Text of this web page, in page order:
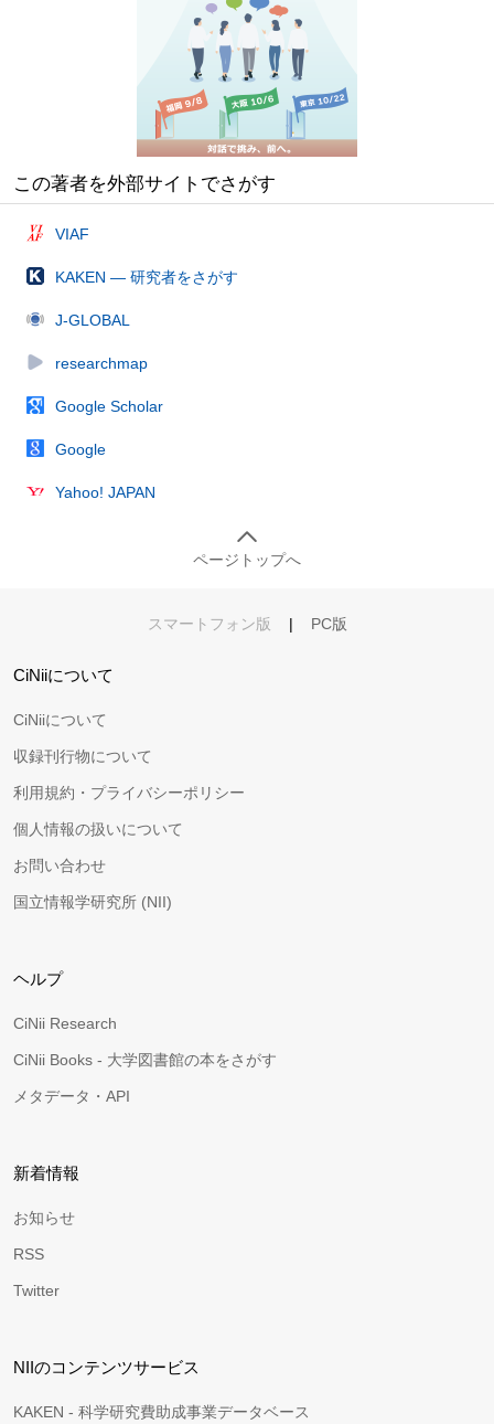
この著者を外部サイトでさがす
VIAF
KAKEN — 研究者をさがす
J-GLOBAL
researchmap
Google Scholar
Google
Yahoo! JAPAN
ページトップへ
スマートフォン版 | PC版
CiNiiについて
CiNiiについて
収録刊行物について
利用規約・プライバシーポリシー
個人情報の扱いについて
お問い合わせ
国立情報学研究所 (NII)
ヘルプ
CiNii Research
CiNii Books - 大学図書館の本をさがす
メタデータ・API
新着情報
お知らせ
RSS
Twitter
NIIのコンテンツサービス
KAKEN - 科学研究費助成事業データベース